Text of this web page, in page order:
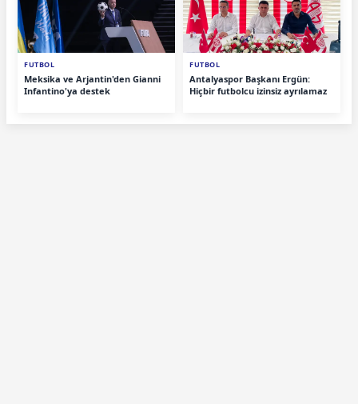
FUTBOL
Meksika ve Arjantin'den Gianni
Infantino'ya destek
FUTBOL
Antalyaspor Başkanı Ergün:
Hiçbir futbolcu izinsiz ayrılamaz